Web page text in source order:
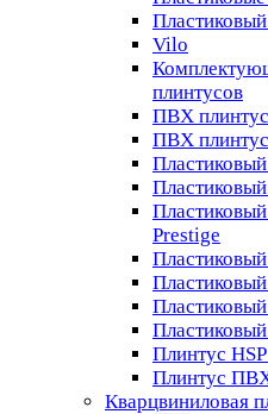
Vilo
плинтусов
ПВХ
ПВХ
Prestige
Плинтус
Плинтус
Кварцвиниловая